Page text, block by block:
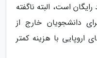
است، البته ناگفته
دانشجویان خارج از
اروپایی با هزینه کمتر